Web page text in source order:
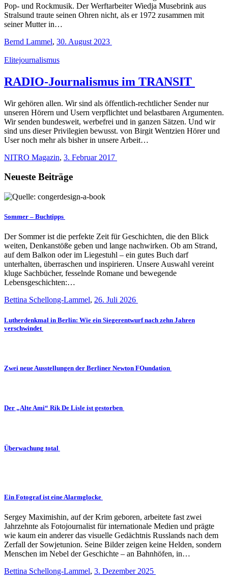
Pop- und Rockmusik. Der Werftarbeiter Wiedja Musebrink aus
Stralsund traute seinen Ohren nicht, als er 1972 zusammen mit
seiner Mutter in…
Bernd Lammel, 30. August 2023
Elitejournalismus
RADIO-Journalismus im TRANSIT
Wir gehören allen. Wir sind als öffentlich-rechtlicher Sender nur
unseren Hörern und Usern verpflichtet und belastbaren Argumenten.
Wir senden bundesweit, werbefrei und in ganzen Sätzen. Und wir
sind uns dieser Privilegien bewusst. von Birgit Wentzien Hörer und
User noch mehr als bisher in unsere Arbeit…
NITRO Magazin, 3. Februar 2017
Neueste Beiträge
Sommer – Buchtipps
Der Sommer ist die perfekte Zeit für Geschichten, die den Blick
weiten, Denkanstöße geben und lange nachwirken. Ob am Strand,
auf dem Balkon oder im Liegestuhl – ein gutes Buch darf
unterhalten, überraschen und inspirieren. Unsere Auswahl vereint
kluge Sachbücher, fesselnde Romane und bewegende
Lebensgeschichten:…
Bettina Schellong-Lammel, 26. Juli 2026
Lutherdenkmal in Berlin: Wie ein Siegerentwurf nach zehn Jahren
verschwindet
Zwei neue Ausstellungen der Berliner Newton FOundation
Der „Alte Ami“ Rik De Lisle ist gestorben
Überwachung total
Ein Fotograf ist eine Alarmglocke
Sergey Maximishin, auf der Krim geboren, arbeitete fast zwei
Jahrzehnte als Fotojournalist für internationale Medien und prägte
wie kaum ein anderer das visuelle Gedächtnis Russlands nach dem
Zerfall der Sowjetunion. Seine Bilder zeigen keine Helden, sondern
Menschen im Nebel der Geschichte – an Bahnhöfen, in…
Bettina Schellong-Lammel, 3. Dezember 2025